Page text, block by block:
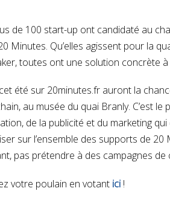
de 100 start-up ont candidaté au
Qu’elles agissent pour la
toutes ont une solution concrète
été sur 20minutes.fr auront la
au musée du quai Branly. C’est
de la publicité et du marketing
sur l’ensemble des supports de
pas prétendre à des campagnes
votre poulain en votant ici !